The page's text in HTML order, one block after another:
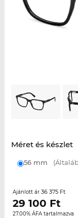
Méret és készlet
56 mm
Ajánlott ár 36 375 Ft
29 100 Ft
27.00% ÁFA tartalmazva